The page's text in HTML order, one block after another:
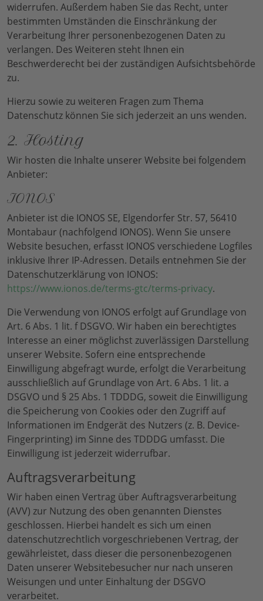
widerrufen. Außerdem haben Sie das Recht, unter
bestimmten Umständen die Einschränkung der
Verarbeitung Ihrer personenbezogenen Daten zu
verlangen. Des Weiteren steht Ihnen ein
Beschwerderecht bei der zuständigen Aufsichtsbehörde
zu.
Hierzu sowie zu weiteren Fragen zum Thema
Datenschutz können Sie sich jederzeit an uns wenden.
2. Hosting
Wir hosten die Inhalte unserer Website bei folgendem
Anbieter:
IONOS
Anbieter ist die IONOS SE, Elgendorfer Str. 57, 56410
Montabaur (nachfolgend IONOS). Wenn Sie unsere
Website besuchen, erfasst IONOS verschiedene Logfiles
inklusive Ihrer IP-Adressen. Details entnehmen Sie der
Datenschutzerklärung von IONOS:
https://www.ionos.de/terms-gtc/terms-privacy.
Die Verwendung von IONOS erfolgt auf Grundlage von
Art. 6 Abs. 1 lit. f DSGVO. Wir haben ein berechtigtes
Interesse an einer möglichst zuverlässigen Darstellung
unserer Website. Sofern eine entsprechende
Einwilligung abgefragt wurde, erfolgt die Verarbeitung
ausschließlich auf Grundlage von Art. 6 Abs. 1 lit. a
DSGVO und § 25 Abs. 1 TDDDG, soweit die Einwilligung
die Speicherung von Cookies oder den Zugriff auf
Informationen im Endgerät des Nutzers (z. B. Device-
Fingerprinting) im Sinne des TDDDG umfasst. Die
Einwilligung ist jederzeit widerrufbar.
Auftragsverarbeitung
Wir haben einen Vertrag über Auftragsverarbeitung
(AVV) zur Nutzung des oben genannten Dienstes
geschlossen. Hierbei handelt es sich um einen
datenschutzrechtlich vorgeschriebenen Vertrag, der
gewährleistet, dass dieser die personenbezogenen
Daten unserer Websitebesucher nur nach unseren
Weisungen und unter Einhaltung der DSGVO
verarbeitet.